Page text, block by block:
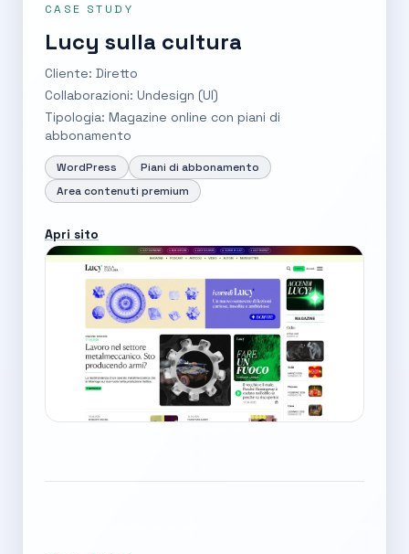
CASE STUDY
Lucy sulla cultura
Cliente: Diretto
Collaborazioni: Undesign (UI)
Tipologia: Magazine online con piani di
abbonamento
WordPress
Piani di abbonamento
Area contenuti premium
Apri sito